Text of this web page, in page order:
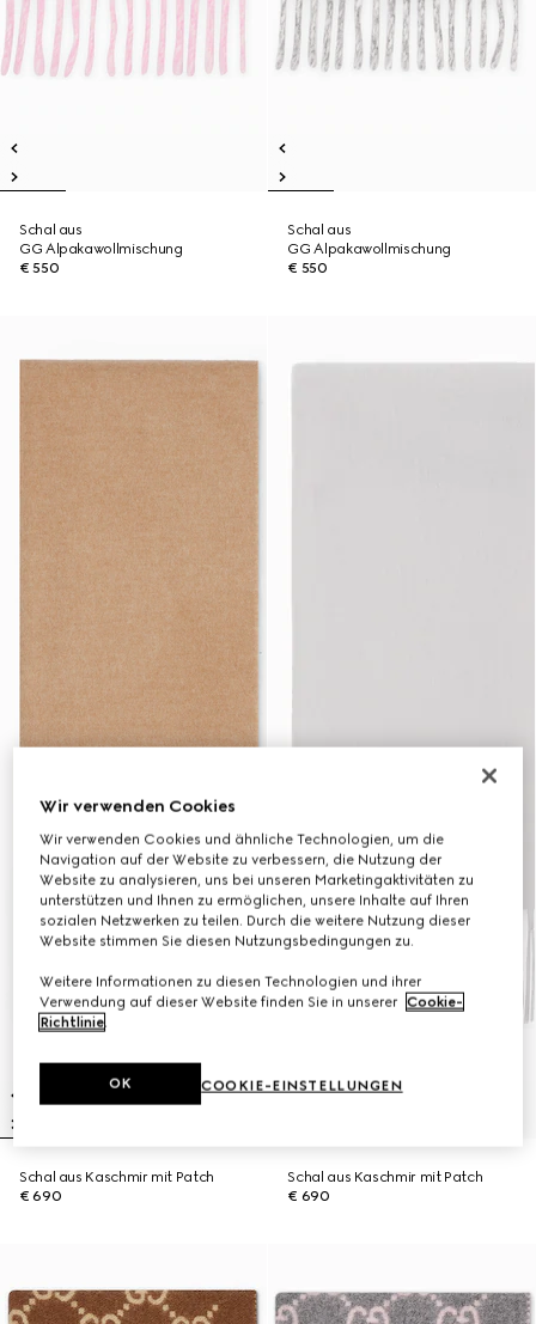
Schal aus
GG Alpakawollmischung
€ 550
Schal aus
GG Alpakawollmischung
€ 550
Schal aus Kaschmir mit Patch
€ 690
Schal aus Kaschmir mit Patch
€ 690
Wir verwenden Cookies
Wir verwenden Cookies und ähnliche Technologien, um die
Navigation auf der Website zu verbessern, die Nutzung der
Website zu analysieren, uns bei unseren Marketingaktivitäten zu
unterstützen und Ihnen zu ermöglichen, unsere Inhalte auf Ihren
sozialen Netzwerken zu teilen. Durch die weitere Nutzung dieser
Website stimmen Sie diesen Nutzungsbedingungen zu.
Weitere Informationen zu diesen Technologien und ihrer
Verwendung auf dieser Website finden Sie in unserer Cookie-
Richtlinie.
COOKIE-EINSTELLUNGEN
OK